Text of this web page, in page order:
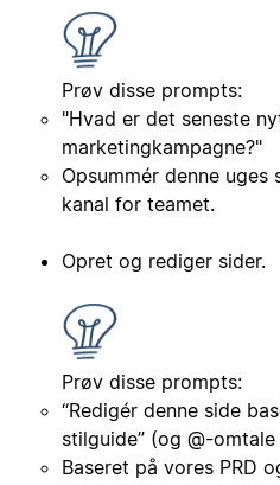
Prøv disse prompts:
"Hvad er det seneste
marketingkampagne?"
Opsummér denne
kanal for teamet.
Opret og rediger sider.
Prøv disse prompts:
“Redigér denne side
stilguide” (og @-
Baseret på vores PRD